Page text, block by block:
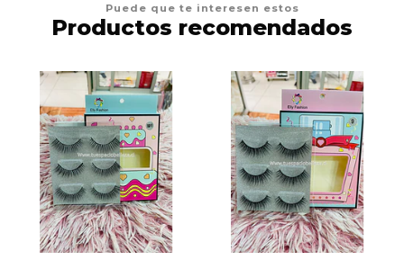
Puede que te interesen estos
Productos recomendados